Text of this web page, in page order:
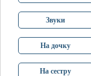
Звуки
На дочку
На сестру